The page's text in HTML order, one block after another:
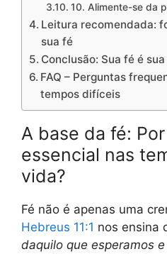
10. Alimente-se da
Leitura recomendada:
sua fé
Conclusão: Sua fé é
FAQ – Perguntas
tempos difíceis
A base da fé:
essencial nas
vida?
Fé não é apenas uma
Hebreus 11:1 nos ensina
daquilo que esperamos